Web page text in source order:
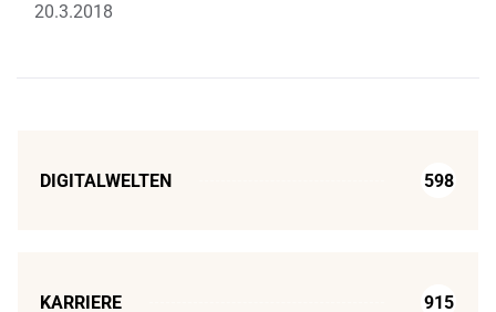
20.3.2018
DIGITALWELTEN 598
KARRIERE 915